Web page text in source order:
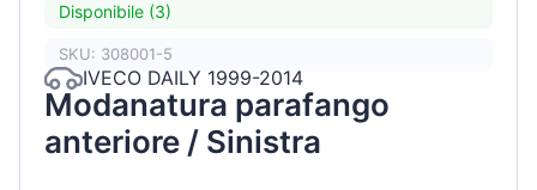
Disponibile (3)
SKU: 308001-5
IVECO DAILY 1999-2014
Modanatura parafango
anteriore / Sinistra